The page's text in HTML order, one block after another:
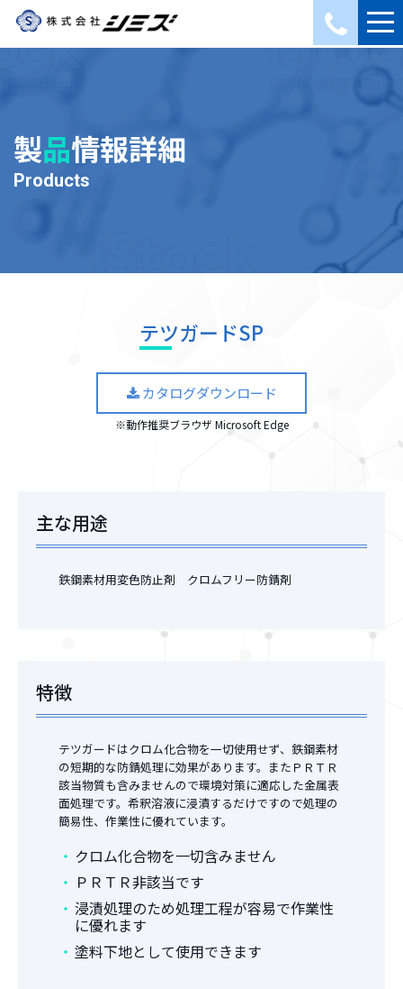
製品情報詳細
Products
テツガードSP
カタログダウンロード
※動作推奨ブラウザ Microsoft Edge
主な用途
鉄鋼素材用変色防止剤 クロムフリー防錆剤
特徴
テツガードはクロム化合物を一切使用せず、鉄鋼素材
の短期的な防錆処理に効果があります。またＰＲＴＲ
該当物質も含みませんので環境対策に適応した金属表
面処理です。希釈溶液に浸漬するだけですので処理の
簡易性、作業性に優れています。
クロム化合物を一切含みません
ＰＲＴＲ非該当です
浸漬処理のため処理工程が容易で作業性
に優れます
塗料下地として使用できます